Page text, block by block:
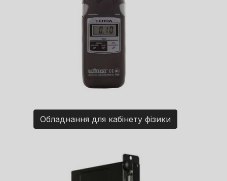
Обладнання для кабінету фізики